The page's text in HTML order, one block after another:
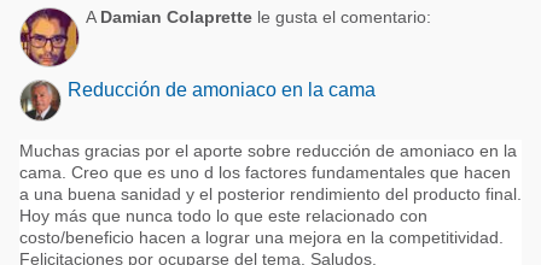
A Damian Colaprette le gusta el comentario:
Reducción de amoniaco en la cama
Muchas gracias por el aporte sobre reducción de amoniaco en la
cama. Creo que es uno d los factores fundamentales que hacen
a una buena sanidad y el posterior rendimiento del producto final.
Hoy más que nunca todo lo que este relacionado con
costo/beneficio hacen a lograr una mejora en la competitividad.
Felicitaciones por ocuparse del tema. Saludos.